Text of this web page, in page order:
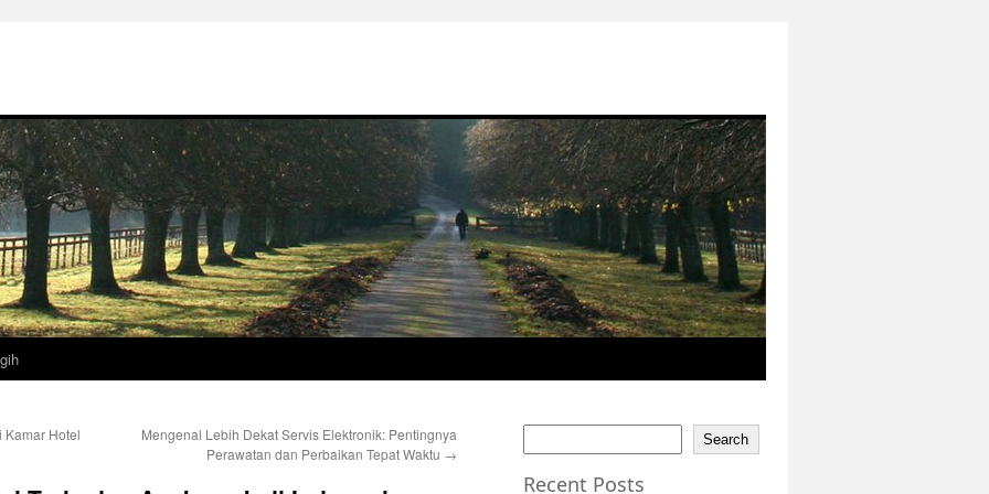
Hotel
Mengenal Lebih Dekat Servis Elektronik: Pentingnya
Perawatan dan Perbaikan Tepat Waktu →
Search
Recent Posts